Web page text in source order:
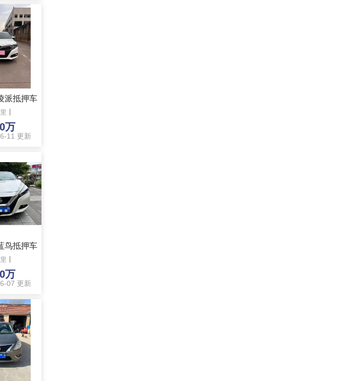
派抵押车
万
11 更新
鸟抵押车
万
07 更新